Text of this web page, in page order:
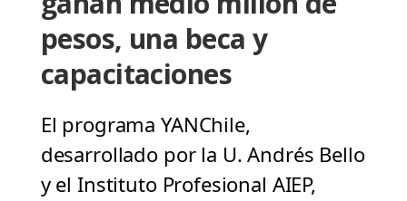
pesos, una beca y
capacitaciones
El programa YANChile,
desarrollado por la U. Andrés Bello
y el Instituto Profesional AIEP,